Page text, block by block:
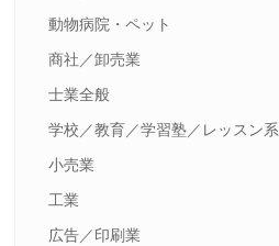
動物病院・ペット
商社／卸売業
士業全般
学校／教育／学習塾／レッスン系
小売業
工業
広告／印刷業